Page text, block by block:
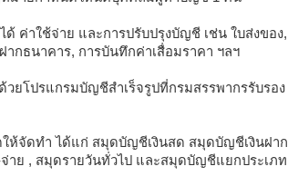
ด้ ค่าใช้จ่าย และการปรับปรุงบัญชี เช่น ใบส่งของ,
ากธนาคาร, การบันทึกค่าเสื่อมราคา ฯลฯ
ยโปรแกรมบัญชีสำเร็จรูปที่กรมสรรพากรรับรอง
จัดทำ ได้แก่ สมุดบัญชีเงินสด สมุดบัญชีเงินฝาก
าย , สมุดรายวันทั่วไป และสมุดบัญชีแยกประเภท